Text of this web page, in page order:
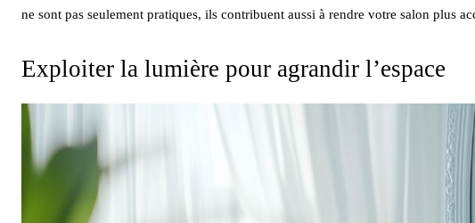
ne sont pas seulement pratiques, ils contribuent aussi à rendre votre salon plus
Exploiter la lumière pour agrandir l’espace